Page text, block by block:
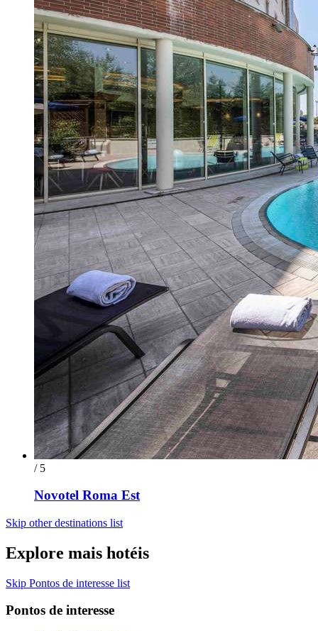
/ 5
Novotel Roma Est
Skip other destinations list
Explore mais hotéis
Skip Pontos de interesse list
Pontos de interesse